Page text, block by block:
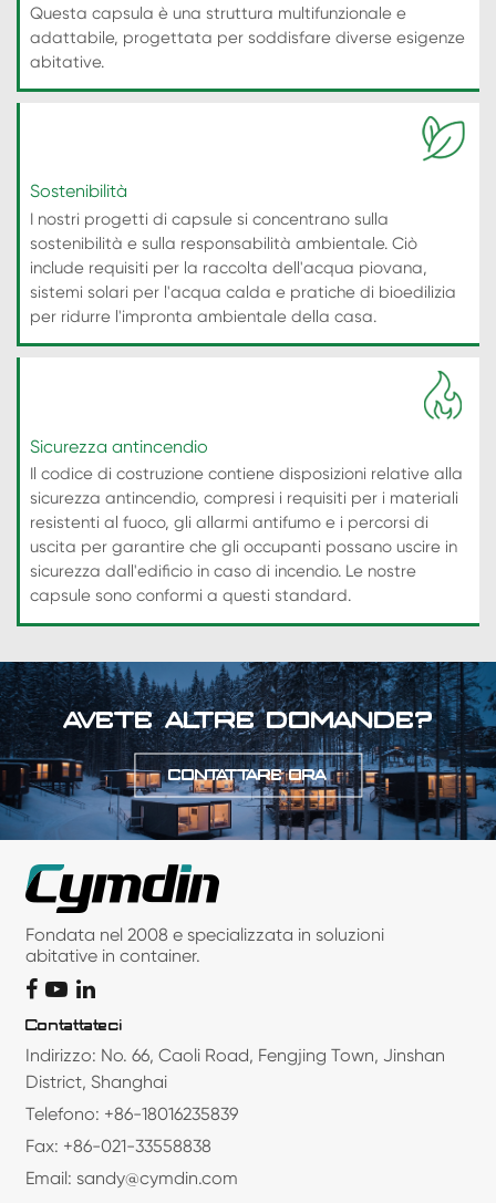
Questa capsula è una struttura multifunzionale e
adattabile, progettata per soddisfare diverse esigenze
abitative.
Sostenibilità
I nostri progetti di capsule si concentrano sulla
sostenibilità e sulla responsabilità ambientale. Ciò
include requisiti per la raccolta dell'acqua piovana,
sistemi solari per l'acqua calda e pratiche di bioedilizia
per ridurre l'impronta ambientale della casa.
Sicurezza antincendio
Il codice di costruzione contiene disposizioni relative alla
sicurezza antincendio, compresi i requisiti per i materiali
resistenti al fuoco, gli allarmi antifumo e i percorsi di
uscita per garantire che gli occupanti possano uscire in
sicurezza dall'edificio in caso di incendio. Le nostre
capsule sono conformi a questi standard.
AVETE ALTRE DOMANDE?
CONTATTARE ORA
Fondata nel 2008 e specializzata in soluzioni
abitative in container.
Contattateci
Indirizzo: No. 66, Caoli Road, Fengjing Town, Jinshan
District, Shanghai
Telefono: +86-18016235839
Fax: +86-021-33558838
Email: sandy@cymdin.com